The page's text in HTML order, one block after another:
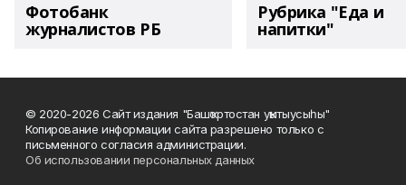
Фотобанк
журналистов РБ
Рубрика "Еда и
напитки"
© 2020-2026 Сайт издания "Башҡортостан уҡытыусыһы"
Копирование информации сайта разрешено только с
письменного согласия администрации.
Об использовании персональных данных